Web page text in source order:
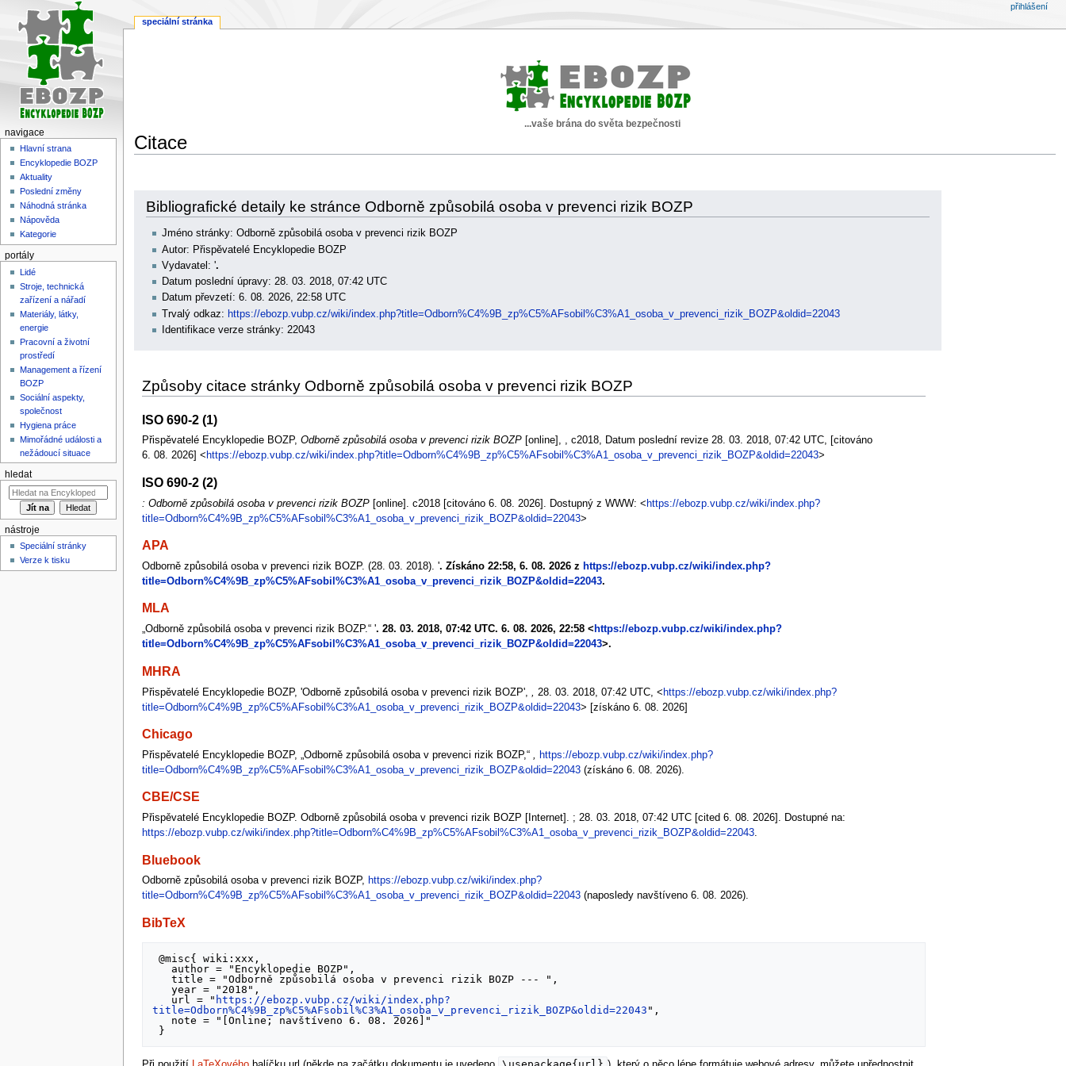
...vaše brána do světa bezpečnosti
Citace
navigaci
vyhledávání
Bibliografické detaily ke stránce Odborně způsobilá osoba v prevenci rizik BOZP
Jméno stránky: Odborně způsobilá osoba v prevenci rizik BOZP
Autor: Přispěvatelé Encyklopedie BOZP
Vydavatel: '.
Datum poslední úpravy: 28. 03. 2018, 07:42 UTC
Datum převzetí: 6. 08. 2026, 22:58 UTC
Trvalý odkaz: https://ebozp.vubp.cz/wiki/index.php?title=Odborn%C4%9B_zp%C5%AFsobil%C3%A1_osoba_v_prevenci_rizik_BOZP&oldid=22043
Identifikace verze stránky: 22043
Způsoby citace stránky Odborně způsobilá osoba v prevenci rizik BOZP
ISO 690-2 (1)
Přispěvatelé Encyklopedie BOZP, Odborně způsobilá osoba v prevenci rizik BOZP[online], , c2018, Datum poslední revize 28. 03. 2018, 07:42 UTC, [citováno
6. 08. 2026] < https://ebozp.vubp.cz/wiki/index.php?title=Odborn%C4%9B_zp%C5%AFsobil%C3%A1_osoba_v_prevenci_rizik_BOZP&oldid=22043>
ISO 690-2 (2)
: Odborně způsobilá osoba v prevenci rizik BOZP[online]. c2018 [citováno 6. 08. 2026]. Dostupný z WWW: < https://ebozp.vubp.cz/wiki/index.php?
title=Odborn%C4%9B_zp%C5%AFsobil%C3%A1_osoba_v_prevenci_rizik_BOZP&oldid=22043>
APA
Odborně způsobilá osoba v prevenci rizik BOZP. (28. 03. 2018). '. Získáno 22:58, 6. 08. 2026 z https://ebozp.vubp.cz/wiki/index.php?
title=Odborn%C4%9B_zp%C5%AFsobil%C3%A1_osoba_v_prevenci_rizik_BOZP&oldid=22043.
MLA
„Odborně způsobilá osoba v prevenci rizik BOZP.“ '. 28. 03. 2018, 07:42 UTC. 6. 08. 2026, 22:58 < https://ebozp.vubp.cz/wiki/index.php?
title=Odborn%C4%9B_zp%C5%AFsobil%C3%A1_osoba_v_prevenci_rizik_BOZP&oldid=22043>.
MHRA
Přispěvatelé Encyklopedie BOZP, 'Odborně způsobilá osoba v prevenci rizik BOZP', 28. 03. 2018, 07:42 UTC, < https://ebozp.vubp.cz/wiki/index.php?
title=Odborn%C4%9B_zp%C5%AFsobil%C3%A1_osoba_v_prevenci_rizik_BOZP&oldid=22043> [získáno 6. 08. 2026]
Chicago
Přispěvatelé Encyklopedie BOZP, „Odborně způsobilá osoba v prevenci rizik BOZP,“ , https://ebozp.vubp.cz/wiki/index.php?
title=Odborn%C4%9B_zp%C5%AFsobil%C3%A1_osoba_v_prevenci_rizik_BOZP&oldid=22043(získáno 6. 08. 2026).
CBE/CSE
Přispěvatelé Encyklopedie BOZP. Odborně způsobilá osoba v prevenci rizik BOZP [Internet]. ; 28. 03. 2018, 07:42 UTC [cited 6. 08. 2026]. Dostupné na:
https://ebozp.vubp.cz/wiki/index.php?title=Odborn%C4%9B_zp%C5%AFsobil%C3%A1_osoba_v_prevenci_rizik_BOZP&oldid=22043.
Bluebook
Odborně způsobilá osoba v prevenci rizik BOZP, https://ebozp.vubp.cz/wiki/index.php?
title=Odborn%C4%9B_zp%C5%AFsobil%C3%A1_osoba_v_prevenci_rizik_BOZP&oldid=22043(naposledy navštíveno 6. 08. 2026).
BibTeX
@misc{ wiki:xxx,
   title = "Odborně způsobilá osoba v prevenci rizik BOZP --- ",
   year = "2018",
   url = "
https://ebozp.vubp.cz/wiki/index.php?
title=Odborn%C4%9B_zp%C5%AFsobil%C3%A1_osoba_v_prevenci_rizik_BOZP&oldid=22043 ",
speciální stránka
přihlášení
navigace
Hlavní strana
Encyklopedie BOZP
Aktuality
Poslední změny
Náhodná stránka
Nápověda
Kategorie
portály
Lidé
Stroje, technická
zařízení a nářadí
Materiály, látky,
energie
Pracovní a životní
prostředí
Management a řízení
BOZP
Sociální aspekty,
společnost
Hygiena práce
Mimořádné události a
nežádoucí situace
hledat
nástroje
Speciální stránky
Verze k tisku